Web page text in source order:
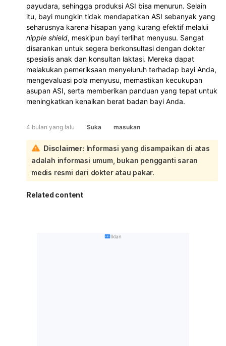
payudara, sehingga produksi ASI bisa menurun. Selain
itu, bayi mungkin tidak mendapatkan ASI sebanyak yang
seharusnya karena hisapan yang kurang efektif melalui
nipple shield, meskipun bayi terlihat menyusu. Sangat
disarankan untuk segera berkonsultasi dengan dokter
spesialis anak dan konsultan laktasi. Mereka dapat
melakukan pemeriksaan menyeluruh terhadap bayi Anda,
mengevaluasi pola menyusu, memastikan kecukupan
asupan ASI, serta memberikan panduan yang tepat untuk
meningkatkan kenaikan berat badan bayi Anda.
4 bulan yang lalu Suka masukan
Disclaimer: Informasi yang disampaikan di atas
adalah informasi umum, bukan pengganti saran
medis resmi dari dokter atau pakar.
Related content
Iklan